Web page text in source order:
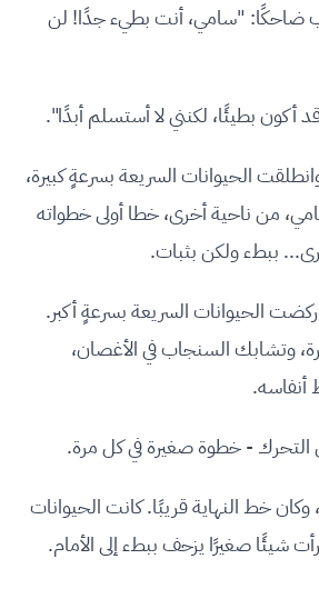
ضاحكًا: "سامي، أنت بطيء جدًا! لن
بطيئًا، لكنني لا أستسلم أبدًا".
الحيوانات السريعة بسرعةٍ كبيرة،
من ناحية أخرى، خطا أولى خطواته
ببطء ولكن بثبات.
الحيوانات السريعة بسرعةٍ أكبر.
وتشابك السنجاب في الأغصان،
أنفاسه.
التحرك - خطوة صغيرة في كل مرة.
خط النهاية قريبًا. كانت الحيوانات
شيئًا صغيرًا يزحف ببطء إلى الأمام.